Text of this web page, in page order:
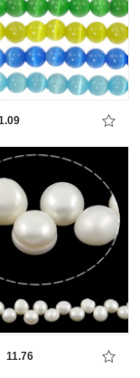
11.76